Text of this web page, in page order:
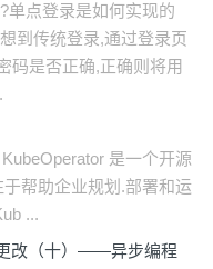
单点登录是如何实现的
到传统登录,通过登录页
码是否正确,正确则将用
是一个开源
帮助企业规划.部署和运
...
改（十）——异步编程